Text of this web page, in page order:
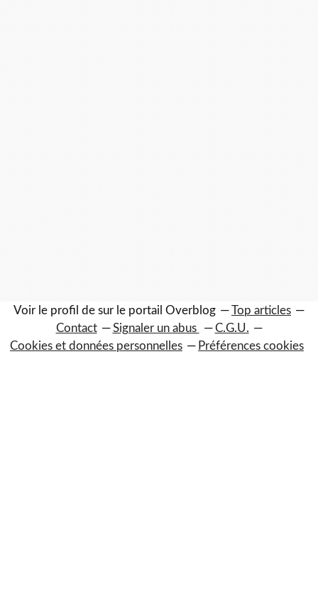
Voir le profil de sur le portail Overblog
Top articles
Contact
Signaler un abus
C.G.U.
Cookies et données personnelles
Préférences cookies